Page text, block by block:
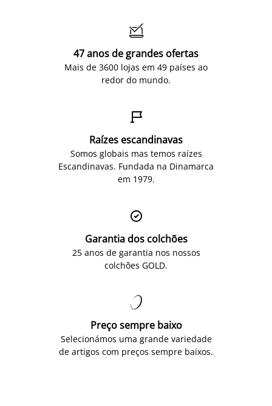

47 anos de grandes ofertas
Mais de 3600 lojas em 49 países ao
redor do mundo.

Raízes escandinavas
Somos globais mas temos raízes
Escandinavas. Fundada na Dinamarca
em 1979.

Garantia dos colchões
25 anos de garantia nos nossos
colchões GOLD.

Preço sempre baixo
Selecionámos uma grande variedade
de artigos com preços sempre baixos.